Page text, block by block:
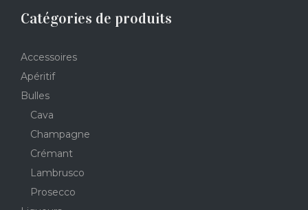
Catégories de produits
Accessoires
Apéritif
Bulles
Cava
Champagne
Crémant
Lambrusco
Prosecco